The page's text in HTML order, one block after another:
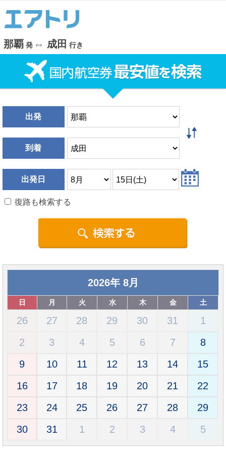
那覇 発 ⇔ 成田 行き
出発
到着
出発日
復路も検索する
2026年 8月
日 月 火 水 木 金 土
26 27 28 29 30 31
1
2
3 4 5 6 7
8
9
10 11 12 13 14
15
16
17 18 19 20 21
22
23
24 25 26 27 28
29
30
31 1 2 3 4 5